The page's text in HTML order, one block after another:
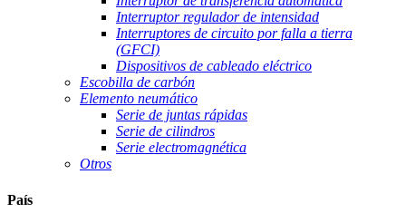
Interruptor regulador de intensidad
Interruptores de circuito por falla a tierra
(GFCI)
Dispositivos de cableado eléctrico
Escobilla de carbón
Elemento neumático
Serie de juntas rápidas
Serie de cilindros
Serie electromagnética
Otros
País